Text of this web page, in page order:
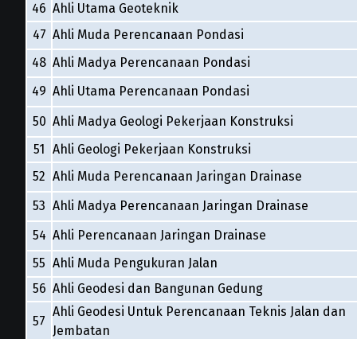
46 Ahli Utama Geoteknik
47 Ahli Muda Perencanaan Pondasi
48 Ahli Madya Perencanaan Pondasi
49 Ahli Utama Perencanaan Pondasi
50 Ahli Madya Geologi Pekerjaan Konstruksi
51 Ahli Geologi Pekerjaan Konstruksi
52 Ahli Muda Perencanaan Jaringan Drainase
53 Ahli Madya Perencanaan Jaringan Drainase
54 Ahli Perencanaan Jaringan Drainase
55 Ahli Muda Pengukuran Jalan
56 Ahli Geodesi dan Bangunan Gedung
57
Ahli Geodesi Untuk Perencanaan Teknis Jalan dan
Jembatan